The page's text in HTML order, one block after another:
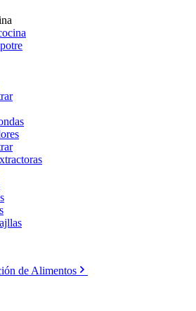
de Alimentos